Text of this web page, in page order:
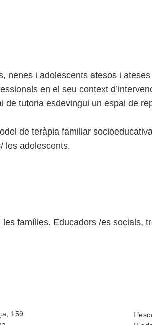
nenes i adolescents atesos i
en el seu context
de tutoria esdevingui un espai de
de teràpia familiar
les adolescents.
famílies. Educadors /es socials,
159